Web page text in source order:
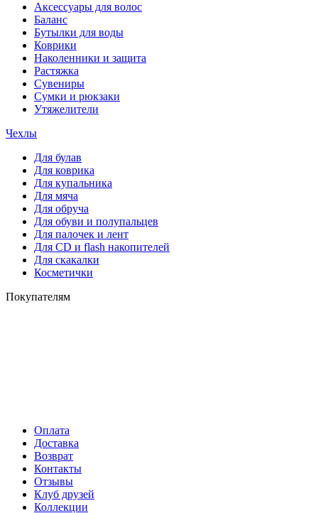
Аксессуары для волос
Баланс
Бутылки для воды
Коврики
Наколенники и защита
Растяжка
Сувениры
Сумки и рюкзаки
Утяжелители
Чехлы
Для булав
Для коврика
Для купальника
Для мяча
Для обруча
Для обуви и полупальцев
Для палочек и лент
Для СD и flash накопителей
Для скакалки
Косметички
Покупателям
Оплата
Доставка
Возврат
Контакты
Отзывы
Клуб друзей
Коллекции